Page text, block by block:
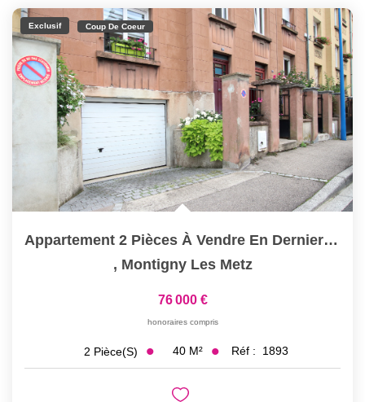
Exclusif Coup De Coeur
Appartement 2 Pièces À Vendre En Dernier Étage À...
, Montigny Les Metz
76 000 €
honoraires compris
2 Pièce(s) 40 M² Réf : 1893